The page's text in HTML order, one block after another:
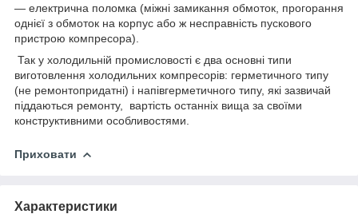
— електрична поломка (міжні замикання обмоток, прогорання
однієї з обмоток на корпус або ж несправність пускового
пристрою компресора).
Так у холодильній промисловості є два основні типи
виготовлення холодильних компресорів: герметичного типу
(не ремонтопридатні) і напівгерметичного типу, які зазвичай
піддаються ремонту, вартість останніх вища за своїми
конструктивними особливостями.
Приховати
Характеристики